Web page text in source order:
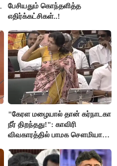
பேசியதும் கொந்தளித்த
எதிர்க்கட்சிகள்..!
"கேரள மழையால் தான் கர்நாடகா
நீர் திறந்தது!": காவிரி
விவகாரத்தில் பாமக சௌமியா